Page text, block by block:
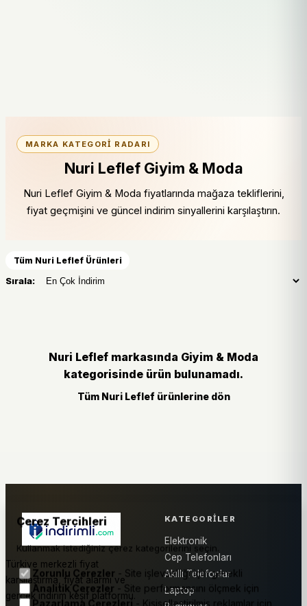
MARKA KATEGORI RADARI
Nuri Leflef Giyim & Moda
Nuri Leflef Giyim & Moda fiyatlarında mağaza tekliflerini,
fiyat geçmişini ve güncel indirim sinyallerini karşılaştırın.
Tüm Nuri Leflef Ürünleri
Sırala:
Nuri Leflef markasında Giyim & Moda
kategorisinde ürün bulunamadı.
Tüm Nuri Leflef ürünlerine dön
Türkiye merkezli fiyat
karşılaştırma, fiyat alarmı ve
gerçek indirim keşif platformu.
KATEGORILER
Elektronik
Cep Telefonları
Akıllı Telefonlar
Laptop
Çerez Tercihleri
Kullanmak istediğiniz çerez kategorilerini seçin.
Zorunlu Çerezler - Site işlevselliği için gerekli
Analitik Çerezler - Site performansını ölçmek için
Pazarlama Çerezleri - Kişiselleştirilmiş reklamlar için